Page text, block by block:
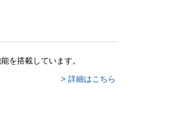
を搭載しています。
> 詳細はこちら